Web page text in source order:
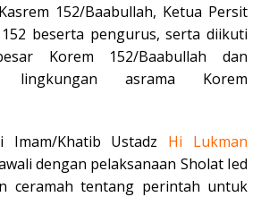
152/Baabullah, Ketua Persit
beserta pengurus, serta diikuti
Korem 152/Baabullah dan
lingkungan asrama Korem
Imam/Khatib Ustadz Hi Lukman
dengan pelaksanaan Sholat Ied
ceramah tentang perintah untuk